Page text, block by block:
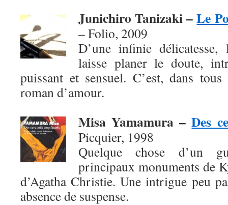
Junichiro Tanizaki –Le
– Folio, 2009
D’une infinie
laisse planer le doute,
puissant et sensuel. C’est, dans
roman d’amour.
Misa Yamamura –Des
Picquier, 1998
Quelque chose d’un
principaux monuments de
d’Agatha Christie. Une intrigue peu
absence de suspense.